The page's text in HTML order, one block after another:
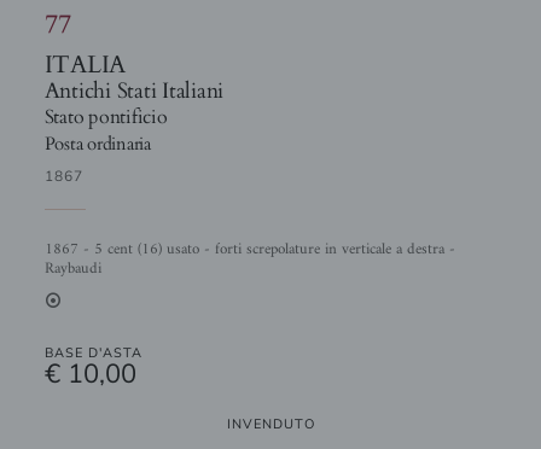
77
ITALIA
Antichi Stati Italiani
Stato pontificio
Posta ordinaria
1867
1867 - 5 cent (16) usato - forti screpolature in verticale a destra -
Raybaudi
2
BASE D'ASTA
€ 10,00
INVENDUTO